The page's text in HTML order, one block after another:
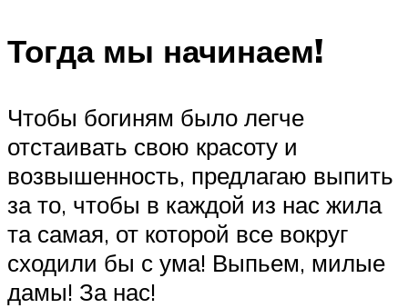
Тогда мы начинаем!
Чтобы богиням было легче
отстаивать свою красоту и
возвышенность, предлагаю выпить
за то, чтобы в каждой из нас жила
та самая, от которой все вокруг
сходили бы с ума! Выпьем, милые
дамы! За нас!